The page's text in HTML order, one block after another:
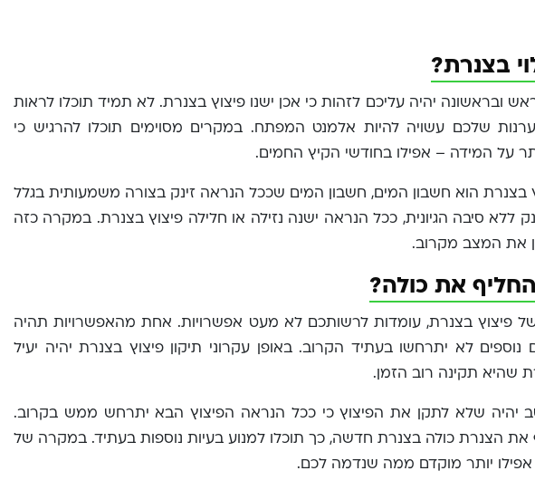
בצנרת?
ובראשונה יהיה עליכם לזהות כי אכן ישנו פיצוץ בצנרת. לא תמיד תוכלו לראות
שלכם עשויה להיות אלמנט המפתח. במקרים מסוימים תוכלו להרגיש כי
המידה – אפילו בחודשי הקיץ החמים.
הוא חשבון המים, חשבון המים שככל הנראה זינק בצורה משמעותית בגלל
ללא סיבה הגיונית, ככל הנראה ישנה נזילה או חלילה פיצוץ בצנרת. במקרה כזה
את המצב מקרוב.
את כולה?
בצנרת, עומדות לרשותכם לא מעט אפשרויות. אחת מהאפשרויות תהיה
לא יתרחשו בעתיד הקרוב. באופן עקרוני תיקון פיצוץ בצנרת יהיה יעיל
שהיא תקינה רוב הזמן.
יהיה שלא לתקן את הפיצוץ כי ככל הנראה הפיצוץ הבא יתרחש ממש בקרוב.
הצנרת כולה בצנרת חדשה, כך תוכלו למנוע בעיות נוספות בעתיד. במקרה של
יותר מוקדם ממה שנדמה לכם.